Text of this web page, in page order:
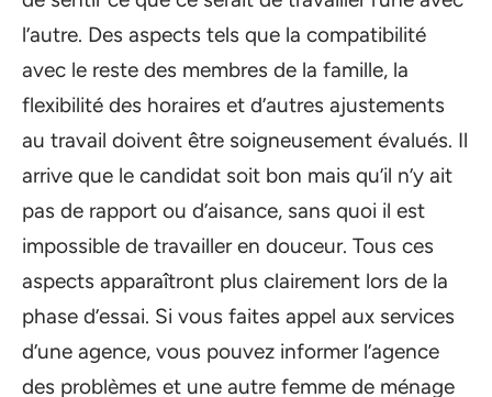
l’autre. Des aspects tels que la compatibilité
avec le reste des membres de la famille, la
flexibilité des horaires et d’autres ajustements
au travail doivent être soigneusement évalués. Il
arrive que le candidat soit bon mais qu’il n’y ait
pas de rapport ou d’aisance, sans quoi il est
impossible de travailler en douceur. Tous ces
aspects apparaîtront plus clairement lors de la
phase d’essai. Si vous faites appel aux services
d’une agence, vous pouvez informer l’agence
des problèmes et une autre femme de ménage